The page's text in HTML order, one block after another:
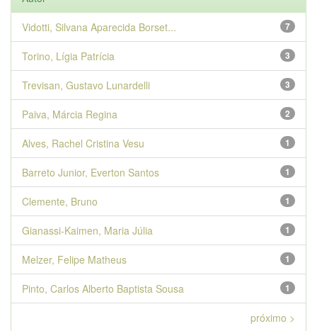
7
Vidotti, Silvana Aparecida Borset...
3
Torino, Lígia Patrícia
3
Trevisan, Gustavo Lunardelli
2
Paiva, Márcia Regina
1
Alves, Rachel Cristina Vesu
1
Barreto Junior, Everton Santos
1
Clemente, Bruno
1
Gianassi-Kaimen, Maria Júlia
1
Melzer, Felipe Matheus
1
Pinto, Carlos Alberto Baptista Sousa
próximo >